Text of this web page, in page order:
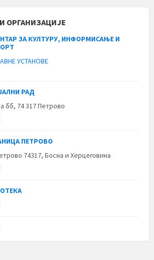
ОРГАНИЗАЦИЈЕ
ЗА КУЛТУРУ, ИНФОРМИСАЊЕ И
УСТАНОВЕ
РАД
бб, 74 317 Петрово
ПЕТРОВО
74317, Босна и Херцеговина